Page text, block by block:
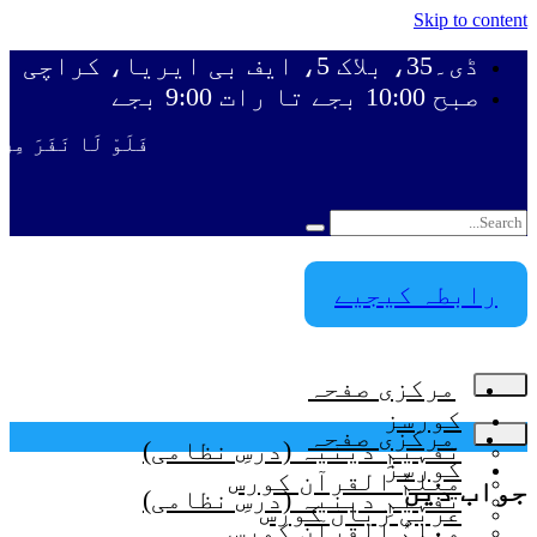
Skip to content
ڈی۔35، بلاک 5، ایف بی ایریا، کراچی
صبح 10:00 بجے تا رات 9:00 بجے
فَلَوْ لَا نَفَرَ مِنْ
رابطہ کیجیے
مرکزی صفحہ
کورسز
تفہیمِ دینیہ (درسِ نظامی)
معلمُ القرآن کورس
عربی زبان کورس
مرکزی صفحہ
کورسز
تفہیمِ دینیہ (درسِ نظامی)
معلمُ القرآن کورس
جواب دیں